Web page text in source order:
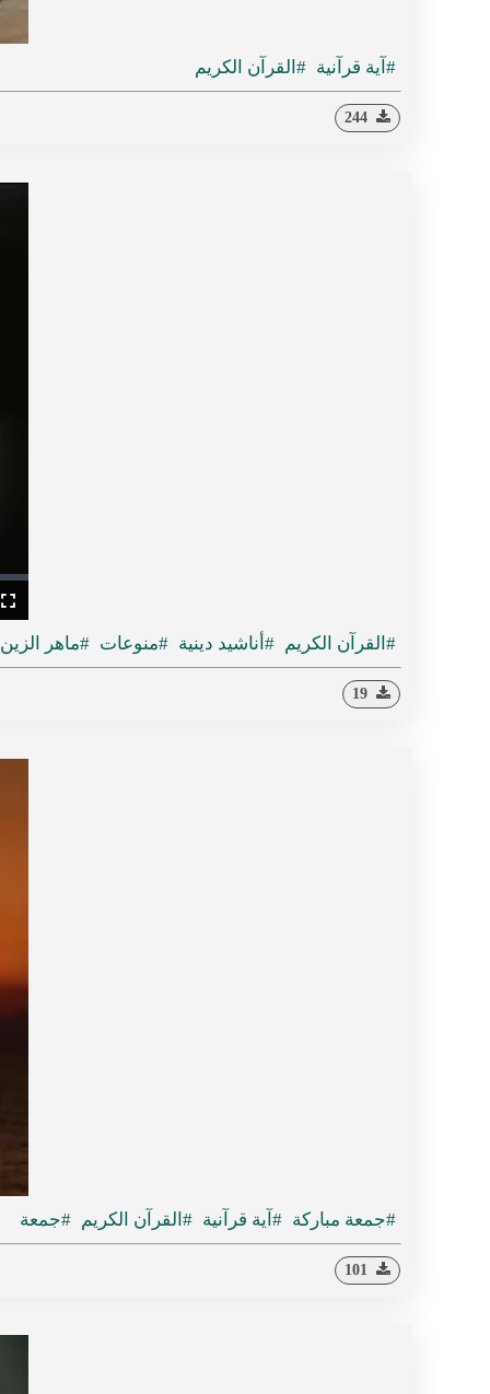
#آية قرآنية #القرآن الكريم
#القرآن الكريم #أناشيد دينية #منوعات #ماهر الزين
#جمعة مباركة #آية قرآنية #القرآن الكريم #جمعة